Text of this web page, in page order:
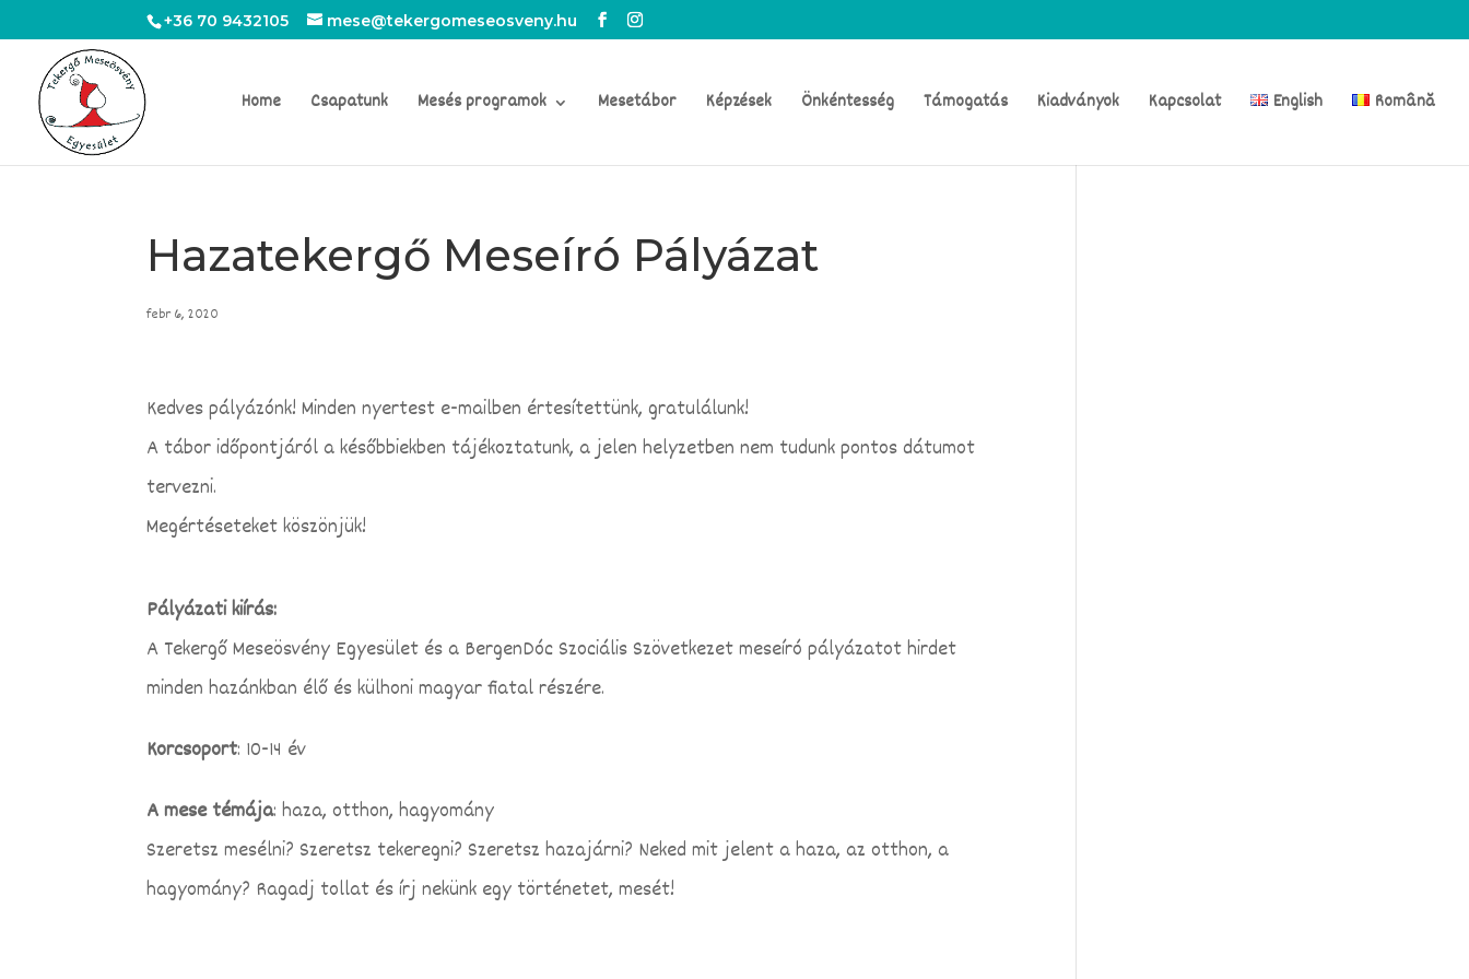
+36 70 9432105 mese@tekergomeseosveny.hu
Home Csapatunk Mesés programok Mesetábor Képzések Önkéntesség Támogatás Kiadványok Kapcsolat English Română
Hazatekergő Meseíró Pályázat
febr 6, 2020
Kedves pályázónk! Minden nyertest e-mailben értesítettünk, gratulálunk!
A tábor időpontjáról a későbbiekben tájékoztatunk, a jelen helyzetben nem tudunk pontos dátumot
tervezni.
Megértéseteket köszönjük!
Pályázati kiírás:
A Tekergő Meseösvény Egyesület és a BergenDóc Szociális Szövetkezet meseíró pályázatot hirdet
minden hazánkban élő és külhoni magyar fiatal részére.
Korcsoport: 10-14 év
A mese témája: haza, otthon, hagyomány
Szeretsz mesélni? Szeretsz tekeregni? Szeretsz hazajárni? Neked mit jelent a haza, az otthon, a
hagyomány? Ragadj tollat és írj nekünk egy történetet, mesét!